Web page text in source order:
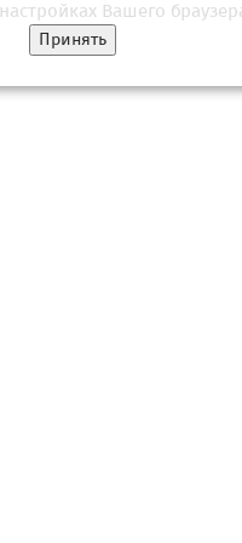
настройках Вашего
Принять